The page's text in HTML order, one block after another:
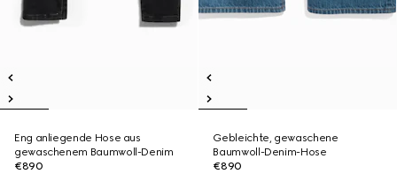
Eng anliegende Hose aus
gewaschenem Baumwoll-Denim
€890
Gebleichte, gewaschene
Baumwoll-Denim-Hose
€890